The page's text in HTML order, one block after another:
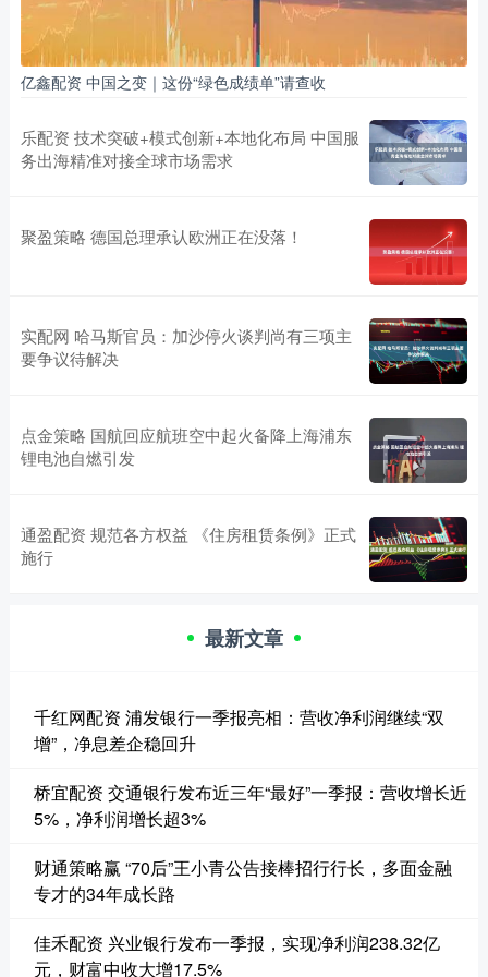
亿鑫配资 中国之变｜这份“绿色成绩单”请查收
乐配资 技术突破+模式创新+本地化布局 中国服
务出海精准对接全球市场需求
聚盈策略 德国总理承认欧洲正在没落！
实配网 哈马斯官员：加沙停火谈判尚有三项主
要争议待解决
点金策略 国航回应航班空中起火备降上海浦东
锂电池自燃引发
通盈配资 规范各方权益 《住房租赁条例》正式
施行
最新文章
千红网配资 浦发银行一季报亮相：营收净利润继续“双
增”，净息差企稳回升
桥宜配资 交通银行发布近三年“最好”一季报：营收增长近
5%，净利润增长超3%
财通策略赢 “70后”王小青公告接棒招行行长，多面金融
专才的34年成长路
佳禾配资 兴业银行发布一季报，实现净利润238.32亿
元，财富中收大增17.5%